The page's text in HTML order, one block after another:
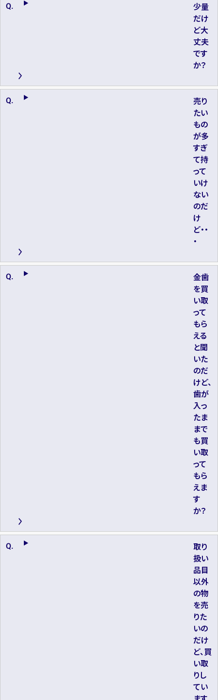
少量
だけ
ど大
丈夫
です
か？
売り
たい
もの
が多
すぎ
て持
って
いけ
ない
のだ
け
ど・・
・
金歯
を買
い取
って
もら
える
と聞
いた
のだ
けど、
歯が
入っ
たま
まで
も買
い取
って
もら
えま
す
か？
取り
扱い
品目
以外
の物
を売
りた
いの
だけ
ど、買
い取
りし
てい